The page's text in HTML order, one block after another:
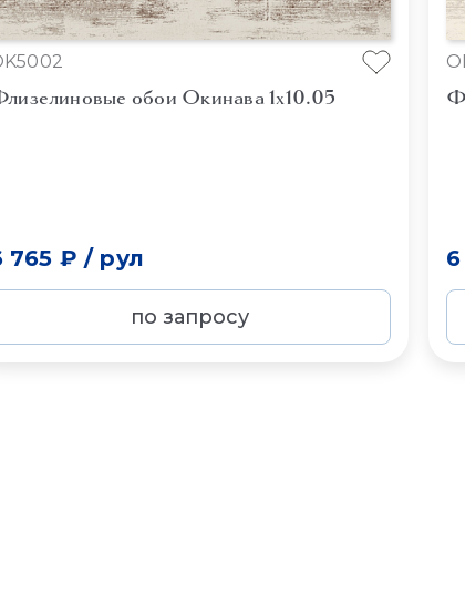
обои Окинава 1x10.05
765 ₽ / рул
по запросу